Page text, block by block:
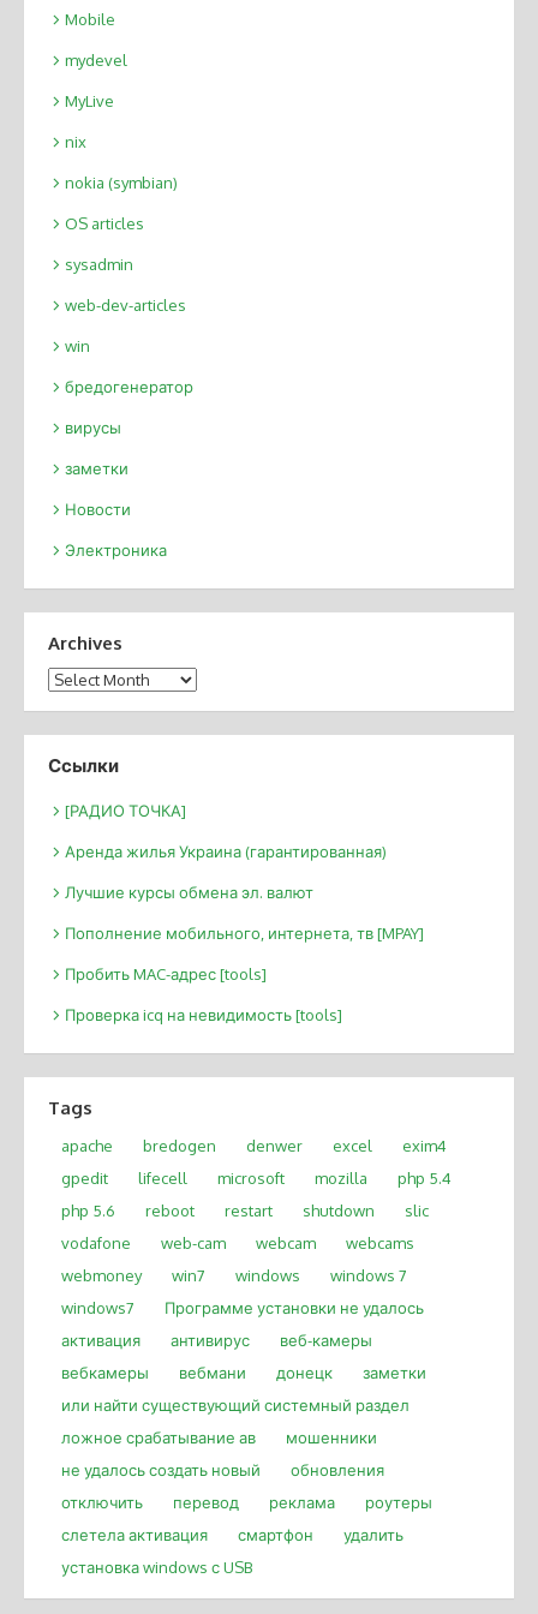
Mobile
mydevel
MyLive
nix
nokia (symbian)
OS articles
sysadmin
web-dev-articles
win
бредогенератор
вирусы
заметки
Новости
Электроника
Archives
Archives
Ссылки
[РАДИО ТОЧКА]
Аренда жилья Украина (гарантированная)
Лучшие курсы обмена эл. валют
Пополнение мобильного, интернета, тв [MPAY]
Пробить MAC-адрес [tools]
Проверка icq на невидимость [tools]
Tags
apache bredogen denwer excel
exim4
gpedit
lifecell microsoft mozilla
php 5.4
php 5.6
reboot restart shutdown
slic
vodafone
web-cam webcam
webcams
webmoney
win7 windows
windows 7
windows7
Программе установки не удалось
активация
антивирус
веб-камеры
вебкамеры
вебмани донецк
заметки
или найти существующий системный раздел
ложное срабатывание ав
мошенники
не удалось создать новый
обновления
отключить
перевод реклама
роутеры
слетела активация
смартфон
удалить
установка windows с USB